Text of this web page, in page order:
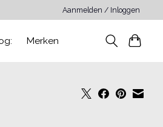
Aanmelden / Inloggen
Merken